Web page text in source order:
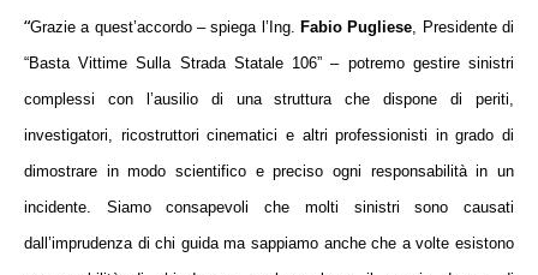
“Grazie a quest’accordo – spiegal’Ing. Fabio Pugliese, Presidente di
“Basta Vittime Sulla Strada Statale 106” – potremo gestire sinistri
complessi con l’ausilio di una struttura che dispone di periti,
investigatori, ricostruttori cinematici e altri professionisti in grado di
dimostrare in modo scientifico e preciso ogni responsabilità in un
incidente. Siamo consapevoli che molti sinistri sono causati
dall’imprudenza di chi guida ma sappiamo anche che a volte esistono